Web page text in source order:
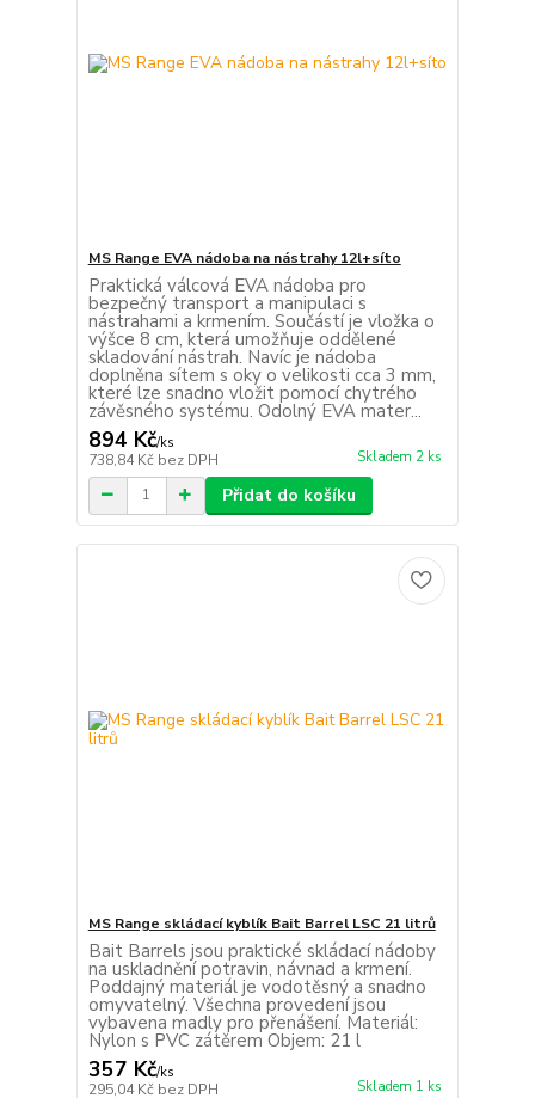
MS Range EVA nádoba na nástrahy 12l+síto
Praktická válcová EVA nádoba pro
bezpečný transport a manipulaci s
nástrahami a krmením. Součástí je vložka o
výšce 8 cm, která umožňuje oddělené
skladování nástrah. Navíc je nádoba
doplněna sítem s oky o velikosti cca 3 mm,
které lze snadno vložit pomocí chytrého
závěsného systému. Odolný EVA mater...
894 Kč/ks
738,84 Kč bez DPH Skladem 2 ks
Přidat do košíku
MS Range skládací kyblík Bait Barrel LSC 21 litrů
Bait Barrels jsou praktické skládací nádoby
na uskladnění potravin, návnad a krmení.
Poddajný materiál je vodotěsný a snadno
omyvatelný. Všechna provedení jsou
vybavena madly pro přenášení. Materiál:
Nylon s PVC zátěrem Objem: 21 l
357 Kč/ks
295,04 Kč bez DPH Skladem 1 ks